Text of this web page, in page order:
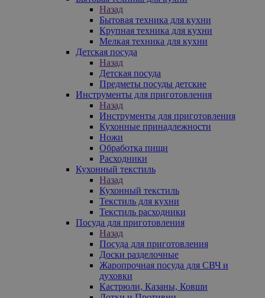
Назад
Бытовая техника для кухни
Крупная техника для кухни
Мелкая техника для кухни
Детская посуда
Назад
Детская посуда
Предметы посуды детские
Инструменты для приготовления
Назад
Инструменты для приготовления
Кухонные принадлежности
Ножи
Обработка пищи
Расходники
Кухонный текстиль
Назад
Кухонный текстиль
Текстиль для кухни
Текстиль расходники
Посуда для приготовления
Назад
Посуда для приготовления
Доски разделочные
Жаропрочная посуда для СВЧ и
духовки
Кастрюли, Казаны, Ковши